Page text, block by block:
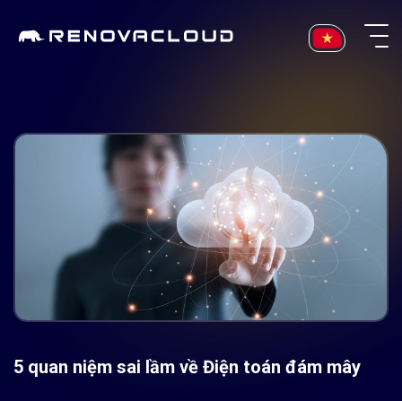
5 quan niệm sai lầm về Điện toán đám mây